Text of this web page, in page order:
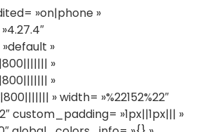
»on|phone »
»
»
»
» width= »%22152%22″
custom_padding= »1px||1px||| »